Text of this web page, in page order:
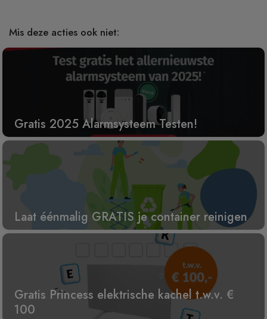
Mis deze acties ook niet:
Gratis 2025 Alarmsysteem Testen!
Laat éénmalig GRATIS je container reinigen
Gratis Princess elektrische kachel t.w.v. €
100